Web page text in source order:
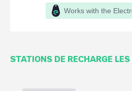
Works with the
STATIONS DE RECHARGE